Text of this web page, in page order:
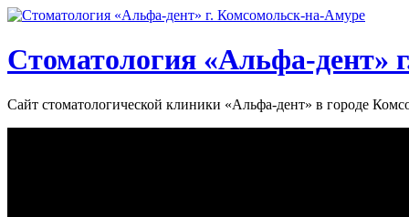
Стоматология «‎Альфа-дент»‎
Сайт стоматологической клиники «‎Альфа-дент» в городе